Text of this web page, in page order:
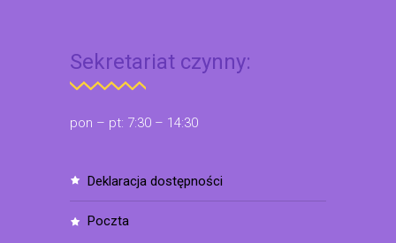
Sekretariat czynny:
pon – pt: 7:30 – 14:30
deklaracja dostępności
poczta